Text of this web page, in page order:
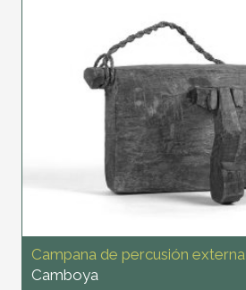
Campana de percusión externa
Camboya